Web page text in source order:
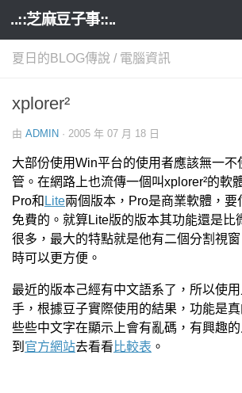
Skip to content
..::芝麻豆子事::..
夏日的BLOG傳說 / 電腦資訊
xplorer²
由 ADMIN · 2005 年 07 月 18 日
大部份使用Win平台的使用者應該無一不
管。在網路上也流傳一個叫xplorer²的軟
Pro和 Lite兩個版本，Pro是商業軟體，要
免費的。就算Lite版的版本其功能還是比
很多，最大的特點就是他有二個分割視
時可以更方便。
最近的版本己經有中文語系了，所以使
手，根據豆子實際使用的結果，功能是
些些中文字在顯示上會有亂碼，有興趣
到 官方網站去看看 比較表 。